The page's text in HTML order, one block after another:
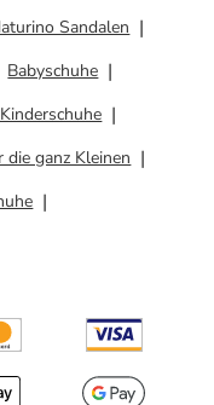
Sandalen
Babyschuhe
die ganz Kleinen